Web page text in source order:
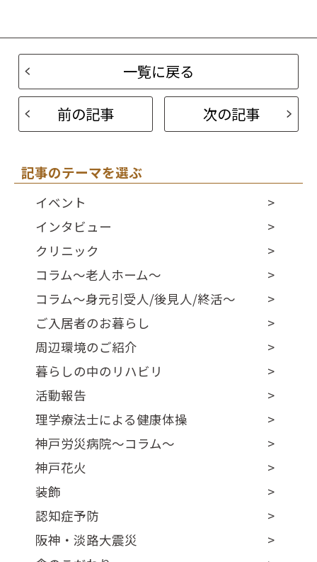
一覧に戻る
前の記事
次の記事
記事のテーマを選ぶ
イベント
インタビュー
クリニック
コラム～老人ホーム～
コラム～身元引受人/後見人/終活～
ご入居者のお暮らし
周辺環境のご紹介
暮らしの中のリハビリ
活動報告
理学療法士による健康体操
神戸労災病院～コラム～
神戸花火
装飾
認知症予防
阪神・淡路大震災